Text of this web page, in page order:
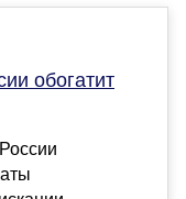
обогатит